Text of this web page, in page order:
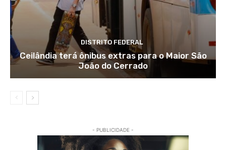
DISTRITO FEDERAL
Ceilândia terá ônibus extras para o Maior São
João do Cerrado
- PUBLICIDADE -